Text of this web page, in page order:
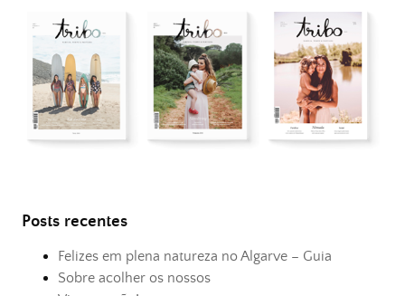
Posts recentes
Felizes em plena natureza no Algarve – Guia
Sobre acolher os nossos